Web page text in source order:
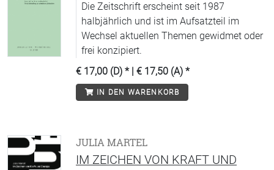
Die Zeitschrift erscheint seit 1987
halbjährlich und ist im Aufsatzteil im
Wechsel aktuellen Themen gewidmet oder
frei konzipiert.
€ 17,00 (D) * | € 17,50 (A) *
IN DEN WARENKORB
JULIA MARTEL
IM ZEICHEN VON KRAFT UND